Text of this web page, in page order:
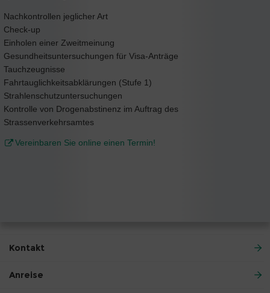
Nachkontrollen jeglicher Art
Check-up
Einholen einer Zweitmeinung
Gesundheitsuntersuchungen für Visa-Anträge
Tauchzeugnisse
Fahrtauglichkeitsabklärungen (Stufe 1)
Strahlenschutzuntersuchungen
Kontrolle von Drogenabstinenz im Auftrag des
Strassenverkehrsamtes
Vereinbaren Sie online einen Termin!
Kontakt
Anreise